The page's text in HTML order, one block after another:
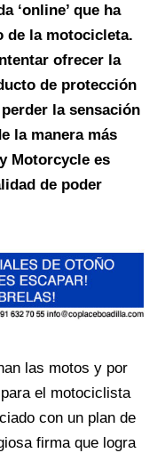
‘online’ que ha
de la motocicleta.
ofrecer la
de protección
la sensación
la manera más
Motorcycle es
de poder
las motos y por
el motociclista
con un plan de
firma que logra